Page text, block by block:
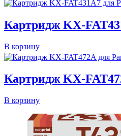
Картридж KX-
В корзину
Картридж KX-
В корзину